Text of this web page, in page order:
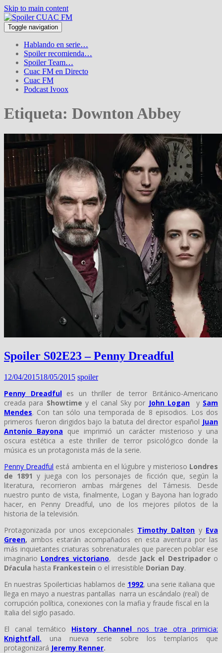
Skip to main content
Toggle navigation
Hablando en serie…
Spoiler recomienda…
Spoiler Team…
Cuac FM en Directo
Cuac FM
Podcast Ivoox
Etiqueta: Downton Abbey
Spoiler S02E23 – Penny Dreadful
12/04/201518/05/2015 spoiler
Penny Dreadfules un thriller de terror Británico-Americano
creada para Showtime y el canal Sky por John Logan y Sam
Mendes. Con tan sólo una temporada de 8 episodios. Los dos
primeros fueron dirigidos bajo la batuta del director español Juan
Antonio Bayona que imprimió un carácter misterioso y una
oscura estética a este thriller de terror psicológico donde la
música es un protagonista más de la serie.
Penny Dreadful está ambienta en el lúgubre y misterioso Londres
de 1891 y juega con los personajes de ficción que, según la
literatura, recorrieron ambas márgenes del Támesis. Desde
nuestro punto de vista, finalmente, Logan y Bayona han logrado
hacer, en Penny Dreadful, uno de los mejores pilotos de la
historia de la televisión.
Protagonizada por unos excepcionales Timothy Dalton y Eva
Green, ambos estarán acompañados en esta aventura por las
más inquietantes criaturas sobrenaturales que parecen poblar ese
imaginario Londres victoriano, desde Jack el Destripadoro
Dŕacula hasta Frankestein o el irresistible Dorian Day.
En nuestras Spoilerticias hablamos de 1992, una serie italiana que
llega en mayo a nuestras pantallas narra un escándalo (real) de
corrupción política, conexiones con la mafia y fraude fiscal en la
Italia del siglo pasado.
El canal temático History Channelnos trae otra primicia:
Knightfall, una nueva serie sobre los templarios que
protagonizará Jeremy Renner.